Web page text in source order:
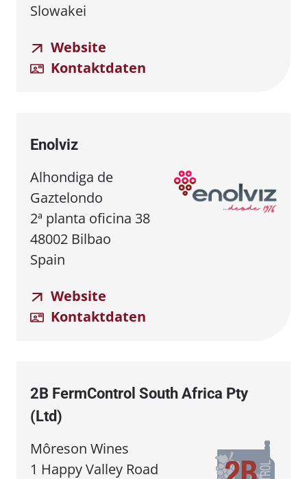
Slowakei
Website
Kontaktdaten
Enolviz
Alhondiga de
Gaztelondo
2ª planta oficina 38
48002 Bilbao
Spain
Website
Kontaktdaten
2B FermControl South Africa Pty
(Ltd)
Môreson Wines
1 Happy Valley Road